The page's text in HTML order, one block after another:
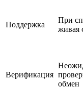
Поддержка
При
живая
Верификация
обмен